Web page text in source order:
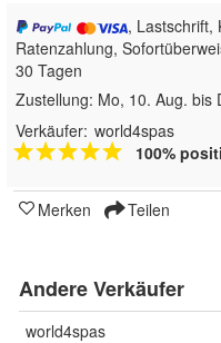
, Lastschrift,
Ratenzahlung,
30 Tagen
Zustellung: Mo, 10. Aug. bis
Verkäufer: world4spas
100%
Merken Teilen
Andere Verkäufer
world4spas